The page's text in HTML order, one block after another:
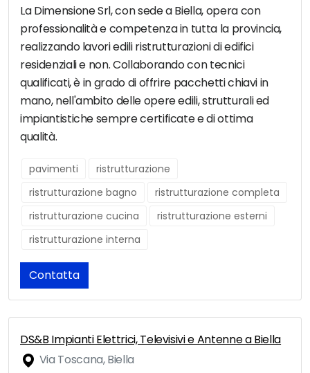
La Dimensione Srl, con sede a Biella, opera con
professionalità e competenza in tutta la provincia,
realizzando lavori edili ristrutturazioni di edifici
residenziali e non. Collaborando con tecnici
qualificati, è in grado di offrire pacchetti chiavi in
mano, nell'ambito delle opere edili, strutturali ed
impiantistiche sempre certificate e di ottima
qualità.
pavimenti
ristrutturazione
ristrutturazione bagno
ristrutturazione completa
ristrutturazione cucina
ristrutturazione esterni
ristrutturazione interna
Contatta
DS&B Impianti Elettrici, Televisivi e Antenne a Biella
Via Toscana, Biella